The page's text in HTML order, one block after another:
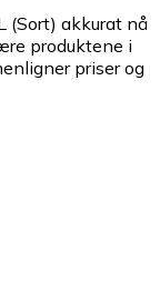
(Sort) akkurat nå
produktene i
priser og